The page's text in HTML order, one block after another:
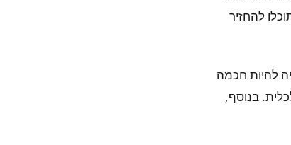
להחזיר
להיות חכמה
בנוסף,